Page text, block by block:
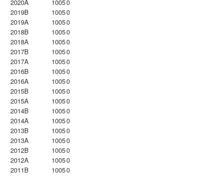
2020A
10050
2019B
10050
2019A
10050
2018B
10050
2018A
10050
2017B
10050
2017A
10050
2016B
10050
2016A
10050
2015B
10050
2015A
10050
2014B
10050
2014A
10050
2013B
10050
2013A
10050
2012B
10050
2012A
10050
2011B
10050